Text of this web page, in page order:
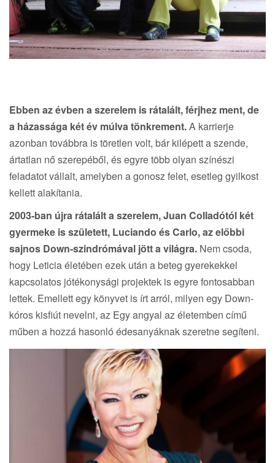
Ebben az évben a szerelem is rátalált, férjhez ment, de
a házassága két év múlva tönkrement.A karrierje
azonban továbbra is töretlen volt, bár kilépett a szende,
ártatlan nő szerepéből, és egyre több olyan színészi
feladatot vállalt, amelyben a gonosz felet, esetleg gyilkost
kellett alakítania.
2003-ban újra rátalált a szerelem, Juan Colladótól két
gyermeke is született, Luciando és Carlo, az előbbi
sajnos Down-szindrómával jött a világra. Nem csoda,
hogy Leticia életében ezek után a beteg gyerekekkel
kapcsolatos jótékonysági projektek is egyre fontosabban
lettek. Emellett egy könyvet is írt arról, milyen egy Down-
kóros kisfiút nevelni, az Egy angyal az életemben című
műben a hozzá hasonló édesanyáknak szeretne segíteni.